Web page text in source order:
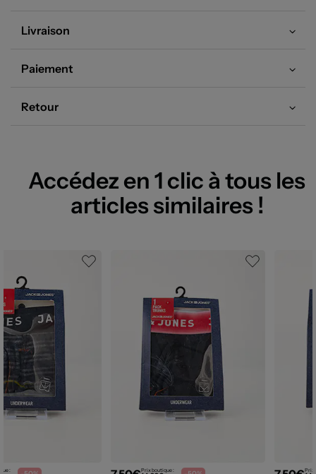
Livraison
Paiement
Retour
Accédez en 1 clic à tous les
articles similaires !
: Prix boutique : Prix